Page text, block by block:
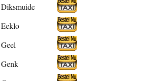
Diksmuide
Eeklo
Geel
Genk